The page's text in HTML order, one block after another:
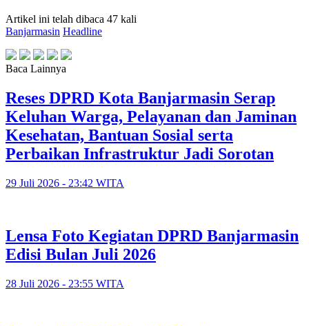
Artikel ini telah dibaca 47 kali
Banjarmasin Headline
Baca Lainnya
Reses DPRD Kota Banjarmasin Serap
Keluhan Warga, Pelayanan dan Jaminan
Kesehatan, Bantuan Sosial serta
Perbaikan Infrastruktur Jadi Sorotan
29 Juli 2026 - 23:42 WITA
Lensa Foto Kegiatan DPRD Banjarmasin
Edisi Bulan Juli 2026
28 Juli 2026 - 23:55 WITA